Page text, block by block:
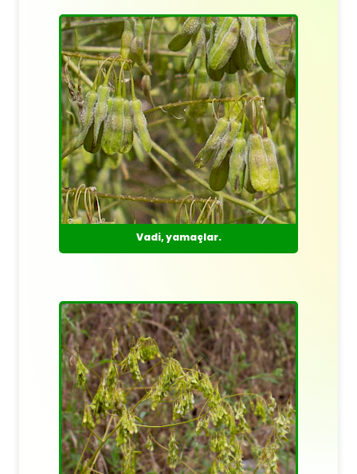
Vadi, yamaçlar.